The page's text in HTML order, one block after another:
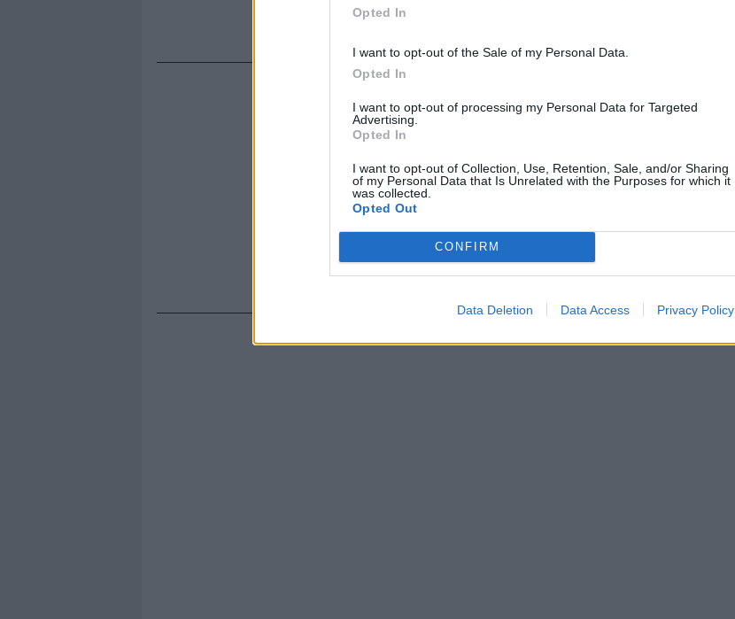
Opted In
I want to opt-out of the Sale of my Personal Data.
Opted In
I want to opt-out of processing my Personal Data for Targeted
Advertising.
Opted In
I want to opt-out of Collection, Use, Retention, Sale, and/or Sharing
of my Personal Data that Is Unrelated with the Purposes for which it
was collected.
Opted Out
CONFIRM
Data Deletion Data Access Privacy Policy